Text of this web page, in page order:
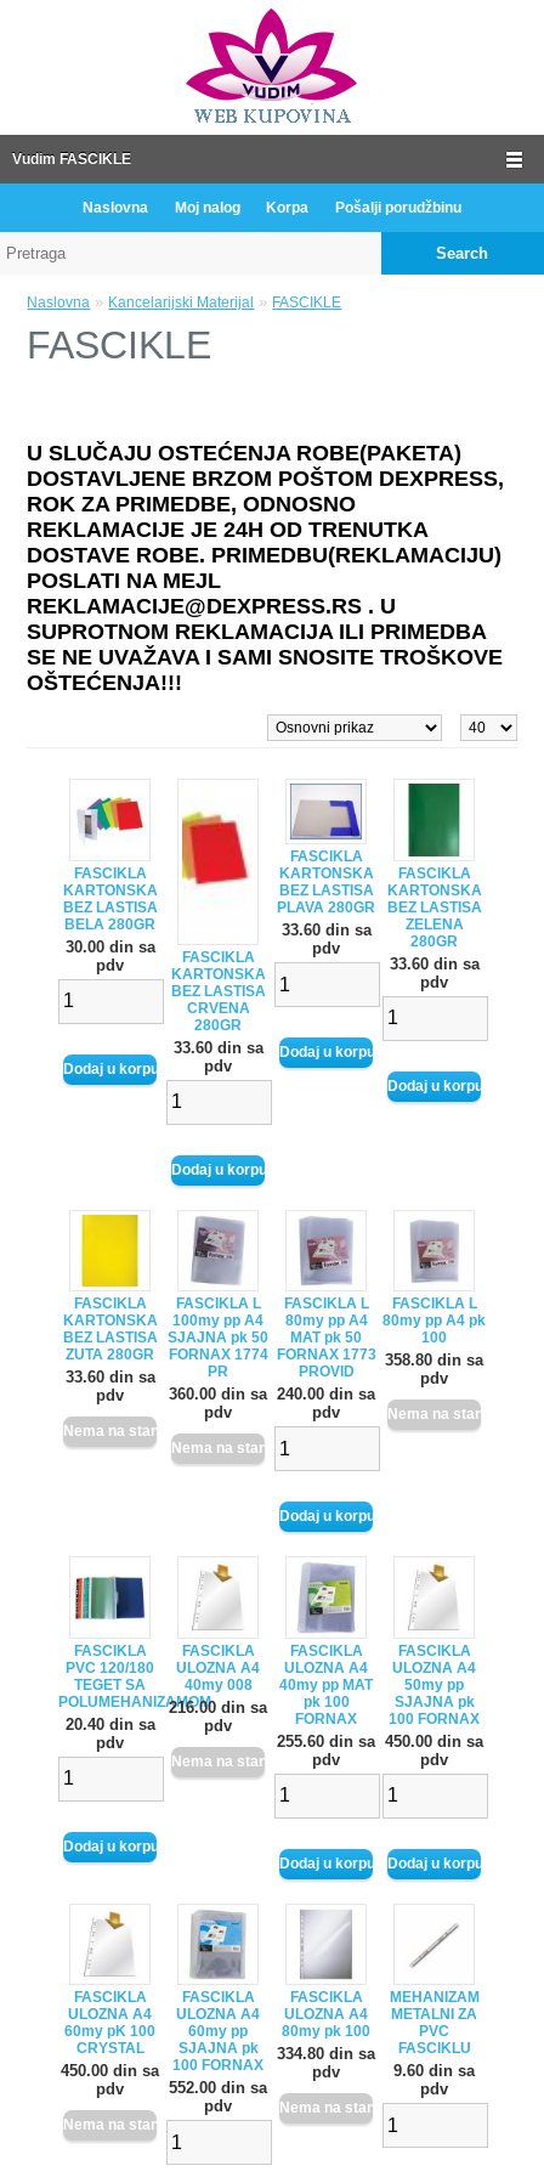
Vudim FASCIKLE
Naslovna Moj nalog Korpa Pošalji porudžbinu
Search
Naslovna » Kancelarijski Materijal » FASCIKLE
FASCIKLE
U SLUČAJU OSTEĆENJA ROBE(PAKETA)
DOSTAVLJENE BRZOM POŠTOM DEXPRESS,
ROK ZA PRIMEDBE, ODNOSNO
REKLAMACIJE JE 24H OD TRENUTKA
DOSTAVE ROBE. PRIMEDBU(REKLAMACIJU)
POSLATI NA MEJL
REKLAMACIJE@DEXPRESS.RS . U
SUPROTNOM REKLAMACIJA ILI PRIMEDBA
SE NE UVAŽAVA I SAMI SNOSITE TROŠKOVE
OŠTEĆENJA!!!
FASCIKLA
KARTONSKA
BEZ LASTISA
BELA 280GR
30.00 din sa
pdv
FASCIKLA
KARTONSKA
BEZ LASTISA
CRVENA
280GR
33.60 din sa
pdv
FASCIKLA
KARTONSKA
BEZ LASTISA
PLAVA 280GR
33.60 din sa
pdv
FASCIKLA
KARTONSKA
BEZ LASTISA
ZELENA
280GR
33.60 din sa
pdv
FASCIKLA
KARTONSKA
BEZ LASTISA
ZUTA 280GR
33.60 din sa
pdv
FASCIKLA L
100my pp A4
SJAJNA pk 50
FORNAX 1774
PR
360.00 din sa
pdv
FASCIKLA L
80my pp A4
MAT pk 50
FORNAX 1773
PROVID
240.00 din sa
pdv
FASCIKLA L
80my pp A4 pk
100
358.80 din sa
pdv
FASCIKLA
PVC 120/180
TEGET SA
POLUMEHANIZAMOM
20.40 din sa
pdv
FASCIKLA
ULOZNA A4
40my 008
216.00 din sa
pdv
FASCIKLA
ULOZNA A4
40my pp MAT
pk 100
FORNAX
255.60 din sa
pdv
FASCIKLA
ULOZNA A4
50my pp
SJAJNA pk
100 FORNAX
450.00 din sa
pdv
FASCIKLA
ULOZNA A4
60my pK 100
CRYSTAL
450.00 din sa
pdv
FASCIKLA
ULOZNA A4
60my pp
SJAJNA pk
100 FORNAX
552.00 din sa
pdv
FASCIKLA
ULOZNA A4
80my pk 100
334.80 din sa
pdv
MEHANIZAM
METALNI ZA
PVC
FASCIKLU
9.60 din sa
pdv